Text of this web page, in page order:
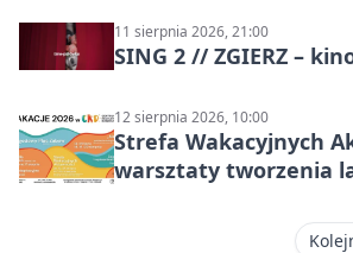
11 sierpnia 2026, 21:00
SING 2 // ZGIERZ –
12 sierpnia 2026, 10:00
Strefa Wakacyjnych
warsztaty tworzenia